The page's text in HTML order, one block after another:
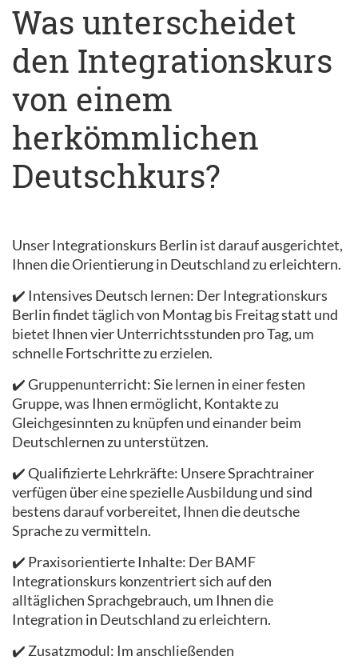
Was unterscheidet
den Integrationskurs
von einem
herkömmlichen
Deutschkurs?
Unser Integrationskurs Berlin ist darauf ausgerichtet,
Ihnen die Orientierung in Deutschland zu erleichtern.
✔️ Intensives Deutsch lernen: Der Integrationskurs
Berlin findet täglich von Montag bis Freitag statt und
bietet Ihnen vier Unterrichtsstunden pro Tag, um
schnelle Fortschritte zu erzielen.
✔️ Gruppenunterricht: Sie lernen in einer festen
Gruppe, was Ihnen ermöglicht, Kontakte zu
Gleichgesinnten zu knüpfen und einander beim
Deutschlernen zu unterstützen.
✔️ Qualifizierte Lehrkräfte: Unsere Sprachtrainer
verfügen über eine spezielle Ausbildung und sind
bestens darauf vorbereitet, Ihnen die deutsche
Sprache zu vermitteln.
✔️ Praxisorientierte Inhalte: Der BAMF
Integrationskurs konzentriert sich auf den
alltäglichen Sprachgebrauch, um Ihnen die
Integration in Deutschland zu erleichtern.
✔️ Zusatzmodul: Im anschließenden